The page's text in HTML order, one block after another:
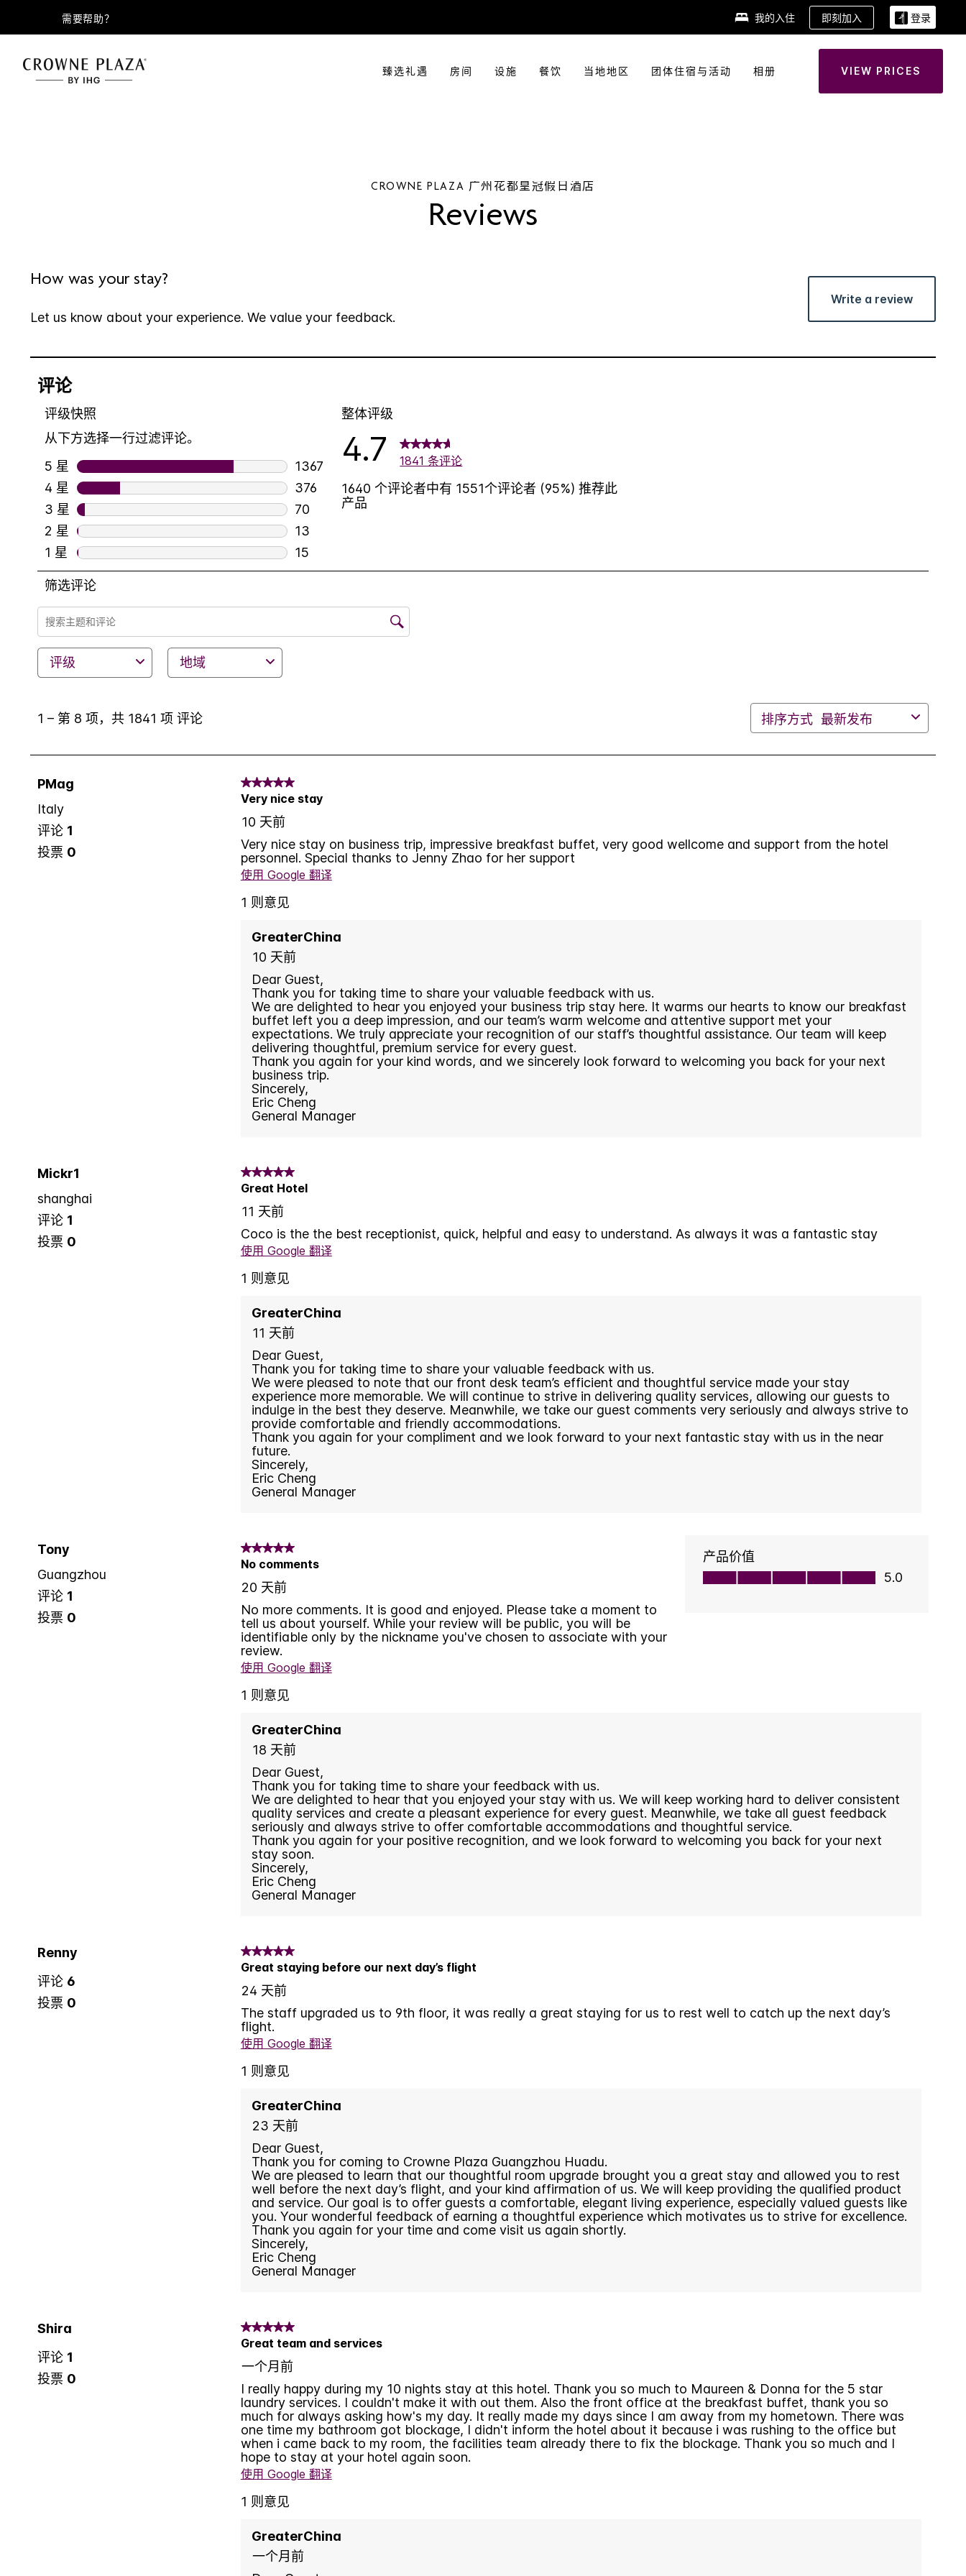
需要帮助？ 我的入住 即刻加入 登录
臻选礼遇 房间 设施 餐饮 当地地区 团体住宿与活动 相册 VIEW PRICES
CROWNE PLAZA 广州花都皇冠假日酒店
Reviews
How was your stay?
Let us know about your experience. We value your feedback.
Write a review